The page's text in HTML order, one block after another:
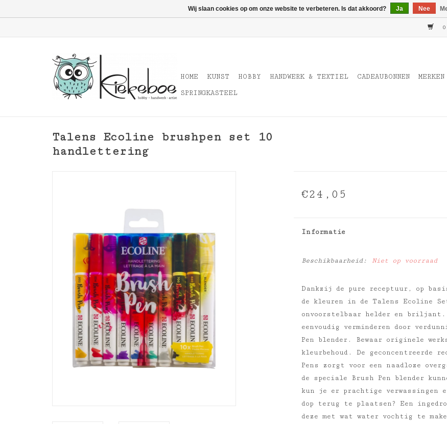
HOME KUNST HOBBY HANDWERK & TEXTIEL CADEAUBONNEN MERKEN
SPRINGKASTEEL
Talens Ecoline brushpen set 10
handlettering
€24,05
Informatie
Beschikbaarheid: Niet op voorraad
Dankzij de pure receptuur, op
de kleuren in de Talens Ecoline
onvoorstelbaar helder en
eenvoudig verminderen door
Pen blender. Bewaar originele
kleurbehoud. De geconcentreerde
Pens zorgt voor een naadloze
de speciale Brush Pen blender
kun je er prachtige verwassingen
dop terug te plaatsen? Een
deze met wat water vochtig te
Wij slaan cookies op om onze website te verbeteren. Is dat akkoord? Ja Nee